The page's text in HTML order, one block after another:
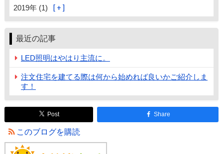
2019年 (1)
最近の記事
LED照明はやはり主流に。
注文住宅を建てる際は何から始めれば良いかご紹介しま
す！
Post Share
このブログを購読